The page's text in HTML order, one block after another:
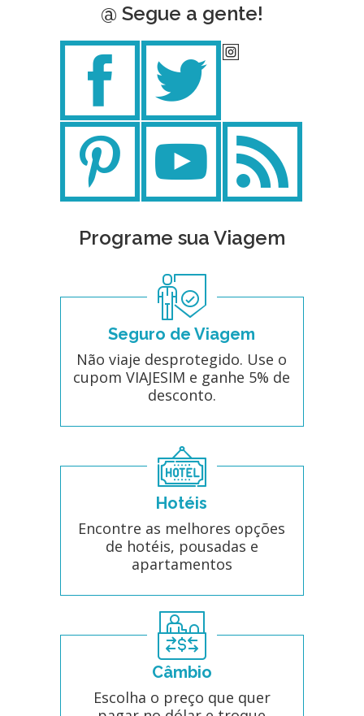
@ Segue a gente!
Programe sua Viagem
Seguro de Viagem
Não viaje desprotegido. Use o
cupom VIAJESIM e ganhe 5% de
desconto.
Hotéis
Encontre as melhores opções
de hotéis, pousadas e
apartamentos
Câmbio
Escolha o preço que quer